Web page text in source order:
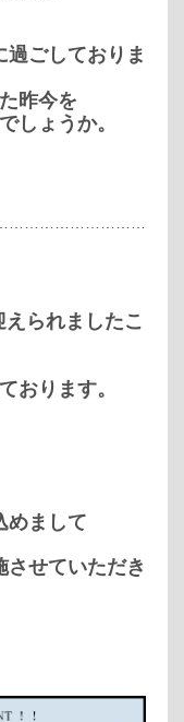
過ごしておりま
昨今を
しょうか。
られましたこ
おります。
めまして
せていただき